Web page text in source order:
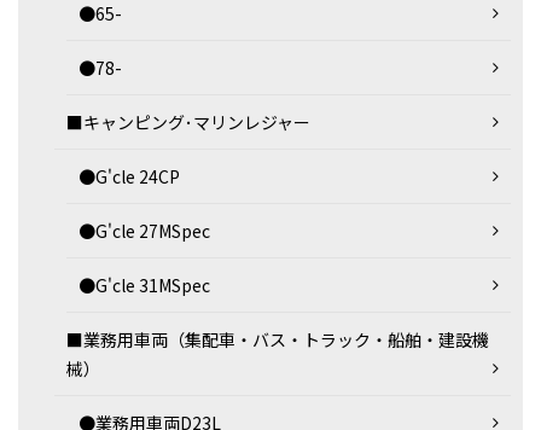
●65-
●78-
■キャンピング･マリンレジャー
●G'cle 24CP
●G'cle 27MSpec
●G'cle 31MSpec
■業務用車両（集配車・バス・トラック・船舶・建設機
械）
●業務用車両D23L